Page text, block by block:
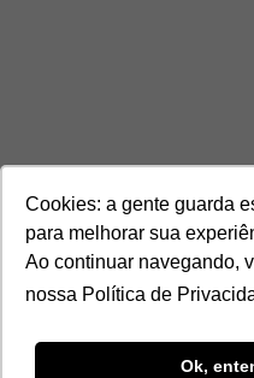
Cookies: a gente guarda
para melhorar sua
Ao continuar navegando,
nossa Política de
Ok,